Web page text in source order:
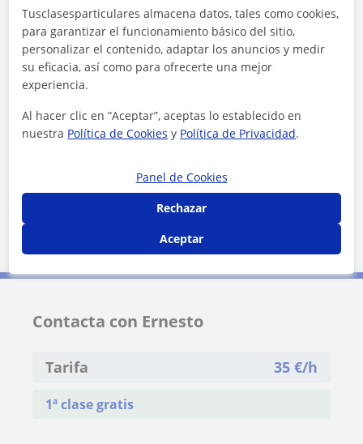
Localidades a las que se desplaza para dar clase
Colmenar Viejo
+ −
Leaflet
Contacta con Ernesto
Tarifa 35 €/h
1ª clase gratis
Tusclasesparticulares almacena datos, tales como cookies,
para garantizar el funcionamiento básico del sitio,
personalizar el contenido, adaptar los anuncios y medir
su eficacia, así como para ofrecerte una mejor
experiencia.
Al hacer clic en “Aceptar”, aceptas lo establecido en
nuestra Política de Cookies y Política de Privacidad.
Panel de Cookies
Rechazar
Aceptar